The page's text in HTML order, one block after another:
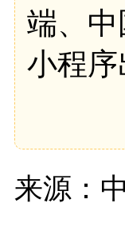
端、
小程
来源：